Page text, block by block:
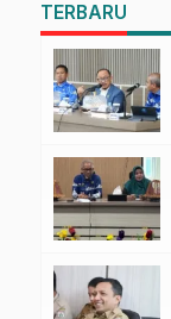
TERBARU